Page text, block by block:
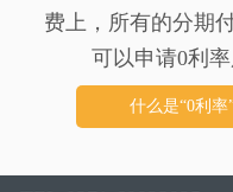
费上，所有的分期
可以申请0利
什么是“0利率